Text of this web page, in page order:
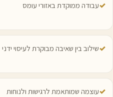
✓עבודה ממוקדת באזורי עומס
✓שילוב בין שאיבה מבוקרת לעיסוי ידני
✓עוצמה שמותאמת לרגישות ולנוחות